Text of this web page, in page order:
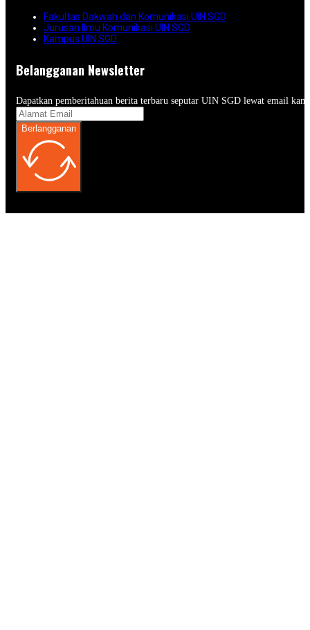
Fakultas Dakwah dan Komunikasi UIN SGD
Jurusan Ilmu Komunikasi UIN SGD
Kampus UIN SGD
Belangganan Newsletter
Dapatkan pemberitahuan berita terbaru seputar UIN SGD lewat email
Berlangganan